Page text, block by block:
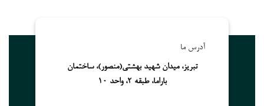
آدرس ما
تبریز، میدان شهید بهشتی(منصور)، ساختمان
باراما، طبقه 2، واحد 10